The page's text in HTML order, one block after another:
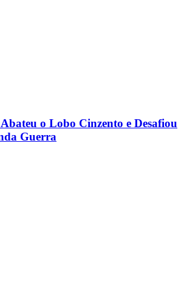
o Lobo Cinzento e Desafiou
Guerra